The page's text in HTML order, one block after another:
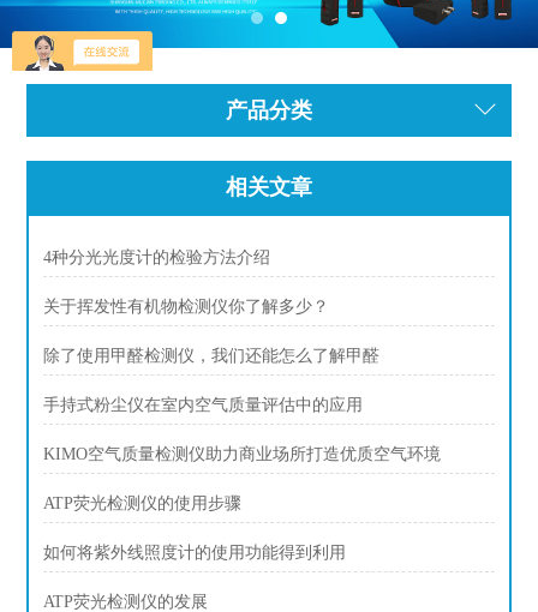
产品分类
相关文章
4种分光光度计的检验方法介绍
关于挥发性有机物检测仪你了解多少？
除了使用甲醛检测仪，我们还能怎么了解甲醛
手持式粉尘仪在室内空气质量评估中的应用
KIMO空气质量检测仪助力商业场所打造优质空气环境
ATP荧光检测仪的使用步骤
如何将紫外线照度计的使用功能得到利用
ATP荧光检测仪的发展